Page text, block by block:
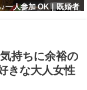
一人参加 OK｜既婚者
者限定ビッグパーティ
持ちに余裕の
きな大人女性